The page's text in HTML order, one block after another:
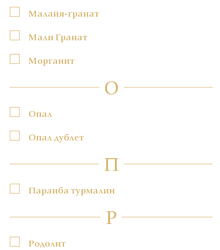
Малайя-гранат
Мали Гранат
Морганит
О
Опал
Опал дублет
П
Параиба турмалин
Р
Родолит